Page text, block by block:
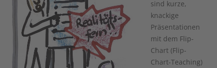
sind kurze,
knackige
Präsentationen
mit dem Flip-
Chart (Flip-
Chart-Teaching)